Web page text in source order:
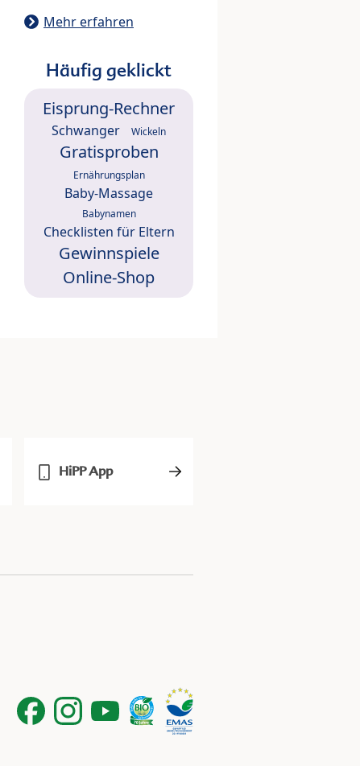
Mehr erfahren
Häufig geklickt
Eisprung-Rechner
Schwanger Wickeln
Gratisproben
Ernährungsplan
Baby-Massage
Babynamen
Checklisten für Eltern
Gewinnspiele
Online-Shop
HiPP App